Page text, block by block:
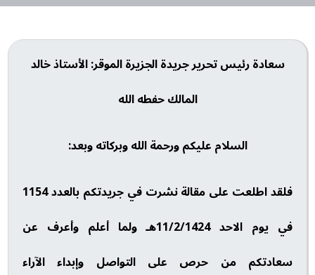
سعادة رئيس تحرير جريدة الجزيرة الموقر: الأستاذ خالد
المالك حفطه الله
السلام عليكم ورحمة الله وبركاته وبعد:
فلقد اطلعت على مقالة نشرت في جريدتكم بالعدد 1154
في يوم الاحد 11/2/1424هـ ولما أعلم وأعرف عن
سعادتكم من حرص على التواصل وإبداء الآراء